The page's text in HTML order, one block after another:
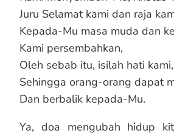
Juru Selamat kami dan raja
Kepada-Mu masa muda dan
Kami persembahkan,
Oleh sebab itu, isilah hati kami,
Sehingga orang-orang dapat
Dan berbalik kepada-Mu.
Ya, doa mengubah hidup